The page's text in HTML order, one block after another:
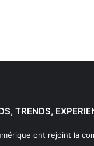
TRENDS,
ont rejoint la